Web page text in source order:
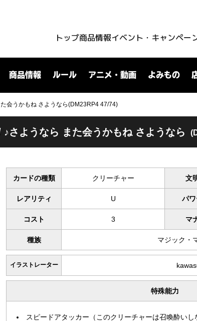
トップ商品情報イベント・キャンペー
商品情報 ルール アニメ・動画 よみもの
会うかもね さようなら(DM23RP4 47/74)
さようなら また会うかもね さようなら
カードの種類 クリーチャー 文
レアリティ U パ
コスト 3 マ
種族 マジック・
イラストレーター
特殊能力
スピードアタッカー（このクリーチャーは召喚酔いし